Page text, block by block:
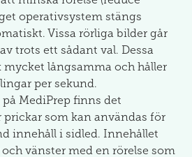
operativsystem stängs
Vissa rörliga bilder går
trots ett sådant val. Dessa
mycket långsamma och håller
per sekund.
på MediPrep finns det
prickar som kan användas för
innehåll i sidled. Innehållet
vänster med en rörelse som